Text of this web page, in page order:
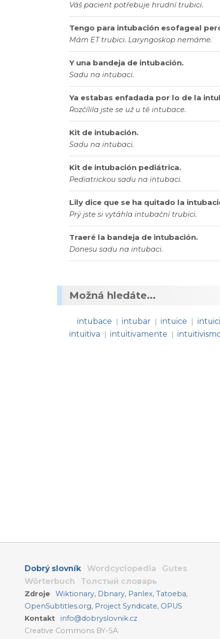
Váš pacient potřebuje hrudní trubici.
Tengo para intubación esofageal
Mám ET trubici. Laryngoskop nemáme.
Y una bandeja de intubación.
Sadu na intubaci.
Ya estabas enfadada por lo de la
Rozčílila jste se už u tě intubace.
Kit de intubación.
Sadu na intubaci.
Kit de intubación pediátrica.
Pediatrickou sadu na intubaci.
Lily dice que se ha quitado la
Prý jste si vytáhla intubační trubici.
Traeré la bandeja de intubación.
Donesu sadu na intubaci.
Možná hledáte...
intubace | intubar | intuice |
intuitiva
| intuitivamente |
Dobrý slovník Wordcyclopedia
Gutes
Wörterbuch
Толстый словарь
Zdroje Wiktionary, Dbnary, Panlex,Tatoeba,
OpenSubtitles.org, Project Syndicate, OPUS
Kontakt
info@dobryslovnik.cz
Creative Commons BY-SA